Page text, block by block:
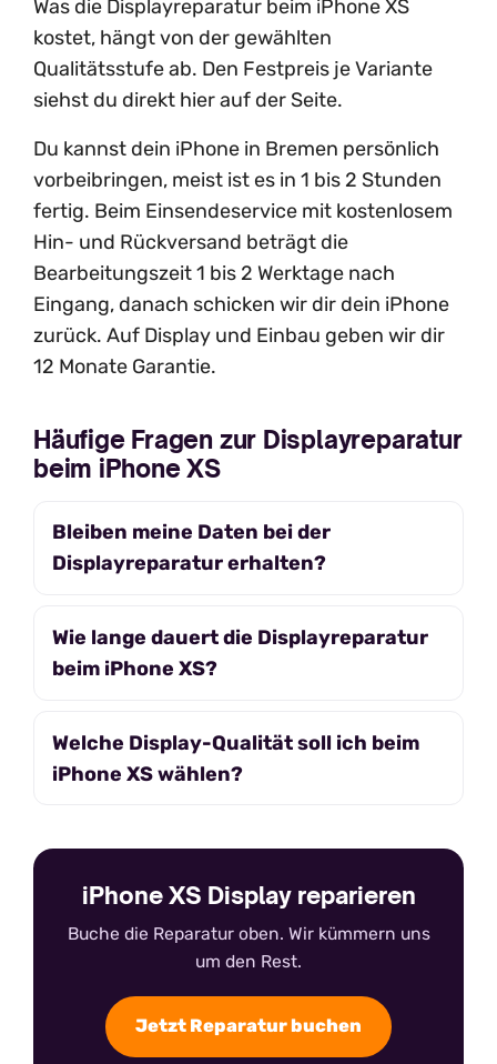
Was die Displayreparatur beim iPhone XS
kostet, hängt von der gewählten
Qualitätsstufe ab. Den Festpreis je Variante
siehst du direkt hier auf der Seite.
Du kannst dein iPhone in Bremen persönlich
vorbeibringen, meist ist es in 1 bis 2 Stunden
fertig. Beim Einsendeservice mit kostenlosem
Hin- und Rückversand beträgt die
Bearbeitungszeit 1 bis 2 Werktage nach
Eingang, danach schicken wir dir dein iPhone
zurück. Auf Display und Einbau geben wir dir
12 Monate Garantie.
Häufige Fragen zur Displayreparatur
beim iPhone XS
Bleiben meine Daten bei der
Displayreparatur erhalten?
Wie lange dauert die Displayreparatur
beim iPhone XS?
Welche Display-Qualität soll ich beim
iPhone XS wählen?
iPhone XS Display reparieren
Buche die Reparatur oben. Wir kümmern uns
um den Rest.
Jetzt Reparatur buchen